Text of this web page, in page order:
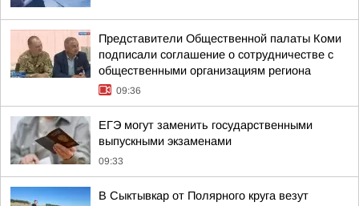
Представители Общественной палаты Коми
подписали соглашение о сотрудничестве с
общественными организациям региона
09:36
ЕГЭ могут заменить государственными
выпускными экзаменами
09:33
В Сыктывкар от Полярного круга везут